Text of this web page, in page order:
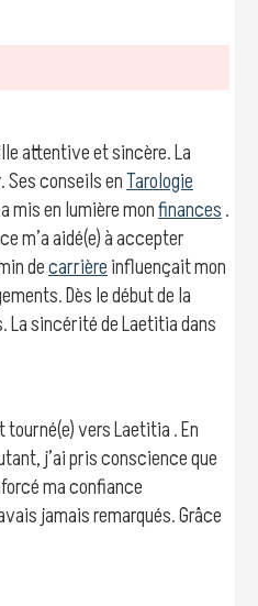
attentive et sincère. La
conseils enTarologie
mis en lumière monfinances.
m’a aidé(e) à accepter
decarrièreinfluençait mon
Dès le début de la
La sincérité de Laetitia dans
vers Laetitia . En
j’ai pris conscience que
ma confiance
jamais remarqués. Grâce